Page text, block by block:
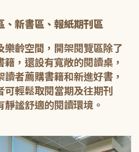
、新書區、報紙期刊區
樂齡空間，開架閱覽區除了
，還設有寬敞的閱讀桌，
者薦購書籍和新進好書，
可輕鬆取閱當期及往期刊
謐舒適的閱讀環境。